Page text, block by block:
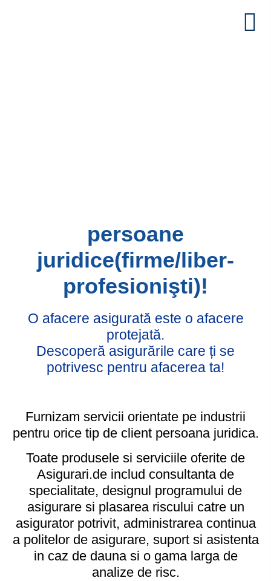
persoane
juridice(firme/liber-
profesionişti)!
O afacere asigurată este o afacere
protejată.
Descoperă asigurările care ți se
potrivesc pentru afacerea ta!
Furnizam servicii orientate pe industrii
pentru orice tip de client persoana juridica.
Toate produsele si serviciile oferite de
Asigurari.de includ consultanta de
specialitate, designul programului de
asigurare si plasarea riscului catre un
asigurator potrivit, administrarea continua
a politelor de asigurare, suport si asistenta
in caz de dauna si o gama larga de
analize de risc.